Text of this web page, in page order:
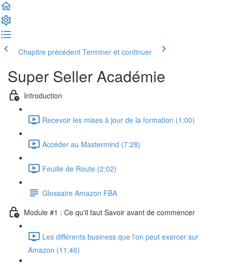
Chapitre précédent Terminer et continuer
Super Seller Académie
Introduction
Recevoir les mises à jour de la formation (1:00)
Accéder au Mastermind (7:28)
Feuille de Route (2:02)
Glossaire Amazon FBA
Module #1 : Ce qu'il faut Savoir avant de commencer
Les différents business que l'on peut exercer sur
Amazon (11:46)